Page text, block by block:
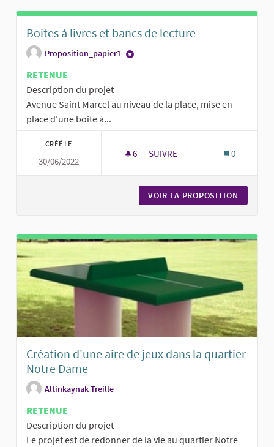
Boites à livres et bancs de lecture
Proposition_papier1
RETENUE
Description du projet
Avenue Saint Marcel au niveau de la place, mise en
place d'une boite à...
CRÉÉ LE
30/06/2022
6 6 ABONNÉS
SUIVRE 0
VOIR LA PROPOSITION
Création d'une aire de jeux dans la quartier
Notre Dame
Altinkaynak Treille
RETENUE
Description du projet
Le projet est de redonner de la vie au quartier Notre